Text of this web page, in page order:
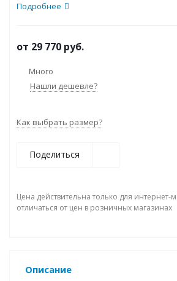
Подробнее
от 29 770 руб.
Много
Нашли дешевле?
Как выбрать размер?
Поделиться
Цена действительна только для интернет-
отличаться от цен в розничных магазинах
Описание